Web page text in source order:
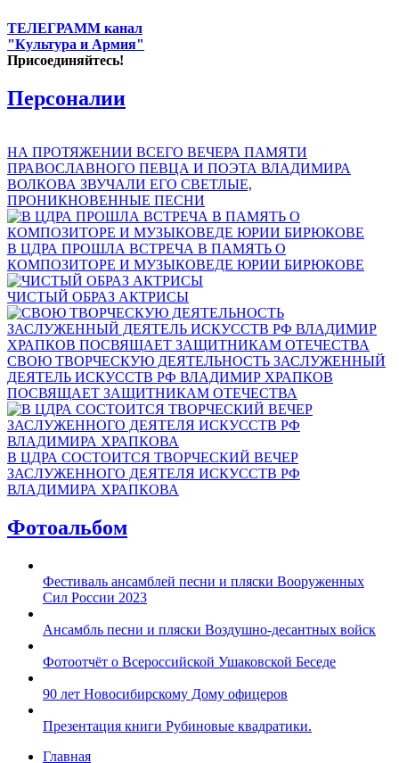
ТЕЛЕГРАММ канал
"Культура и Армия"
Присоединяйтесь!
Персоналии
НА ПРОТЯЖЕНИИ ВСЕГО ВЕЧЕРА ПАМЯТИ
ПРАВОСЛАВНОГО ПЕВЦА И ПОЭТА ВЛАДИМИРА
ВОЛКОВА ЗВУЧАЛИ ЕГО СВЕТЛЫЕ,
ПРОНИКНОВЕННЫЕ ПЕСНИ
В ЦДРА ПРОШЛА ВСТРЕЧА В ПАМЯТЬ О
КОМПОЗИТОРЕ И МУЗЫКОВЕДЕ ЮРИИ БИРЮКОВЕ
ЧИСТЫЙ ОБРАЗ АКТРИСЫ
СВОЮ ТВОРЧЕСКУЮ ДЕЯТЕЛЬНОСТЬ ЗАСЛУЖЕННЫЙ
ДЕЯТЕЛЬ ИСКУССТВ РФ ВЛАДИМИР ХРАПКОВ
ПОСВЯЩАЕТ ЗАЩИТНИКАМ ОТЕЧЕСТВА
В ЦДРА СОСТОИТСЯ ТВОРЧЕСКИЙ ВЕЧЕР
ЗАСЛУЖЕННОГО ДЕЯТЕЛЯ ИСКУССТВ РФ
ВЛАДИМИРА ХРАПКОВА
Фотоальбом
Фестиваль ансамблей песни и пляски Вооруженных
Сил России 2023
Ансамбль песни и пляски Воздушно-десантных войск
Фотоотчёт о Всероссийской Ушаковской Беседе
90 лет Новосибирскому Дому офицеров
Презентация книги Рубиновые квадратики.
Главная